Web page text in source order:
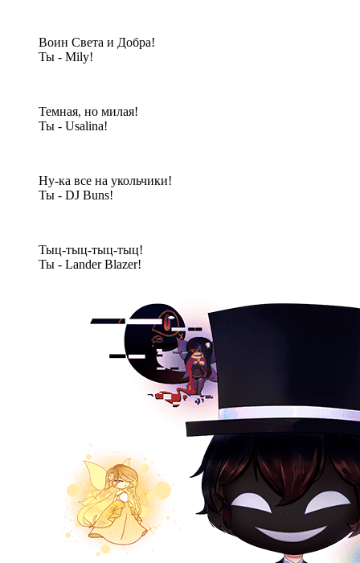
Воин Света и Добра!
Ты - Mily!
Темная, но милая!
Ты - Usalina!
Ну-ка все на укольчики!
Ты - DJ Buns!
Тыц-тыц-тыц-тыц!
Ты - Lander Blazer!